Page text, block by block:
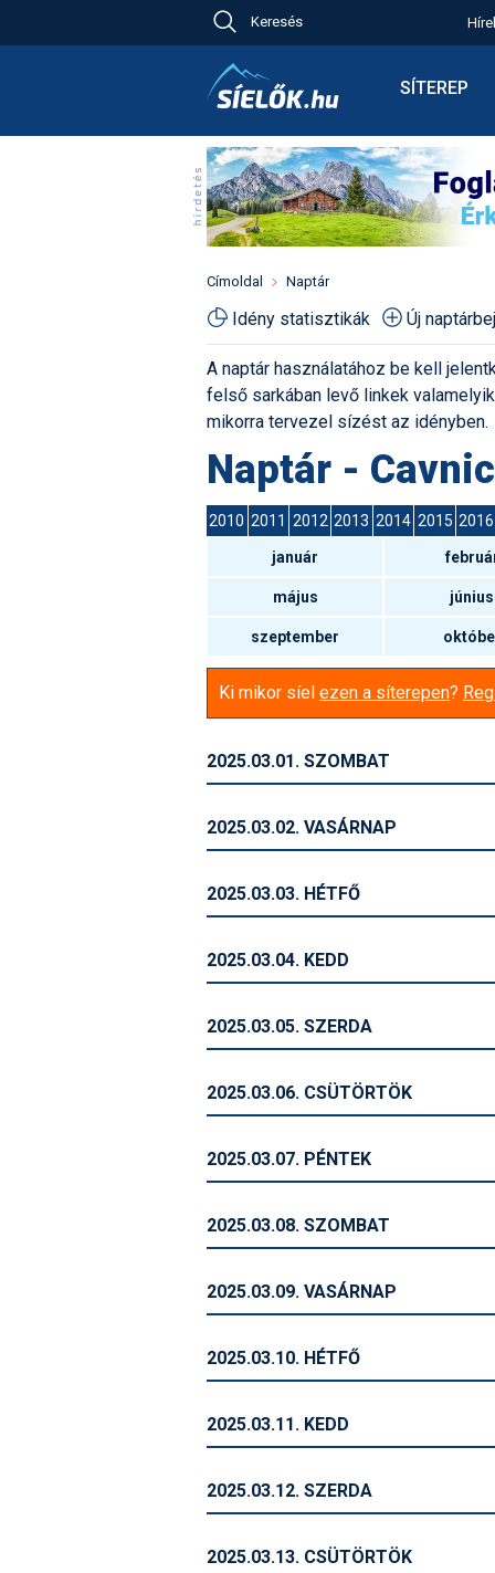
Keresés
SÍTEREP
Síbérletárak
Toplista
Havazás
Fotók
Címoldal Naptár
Idény statisztikák Új
A naptár használatához be kell
felső sarkában levő linkek
mikorra tervezel sízést az idényben.
Naptár -
2010 2011 2012 2013 2014 2015 2016
január
május június
szeptember
Ki mikor síel ezen a síterepen?
2025.03.01. SZOMBAT
2025.03.02. VASÁRNAP
2025.03.03. HÉTFŐ
2025.03.04. KEDD
2025.03.05. SZERDA
2025.03.06. CSÜTÖRTÖK
2025.03.07. PÉNTEK
2025.03.08. SZOMBAT
2025.03.09. VASÁRNAP
2025.03.10. HÉTFŐ
2025.03.11. KEDD
2025.03.12. SZERDA
2025.03.13. CSÜTÖRTÖK